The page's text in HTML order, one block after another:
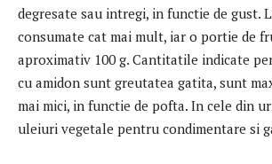
degresate sau intregi, in functie de gust.
consumate cat mai mult, iar o portie de
aproximativ 100 g. Cantitatile indicate
cu amidon sunt greutatea gatita, sunt
mai mici, in functie de pofta. In cele din
uleiuri vegetale pentru condimentare si